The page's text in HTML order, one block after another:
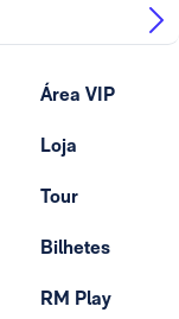
Área VIP
Loja
Tour
Bilhetes
RM Play